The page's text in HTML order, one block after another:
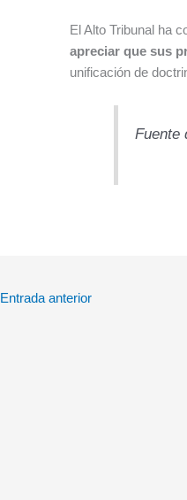
El Alto Tribunal ha
apreciar que sus
unificación de
Fuente
Entrada anterior